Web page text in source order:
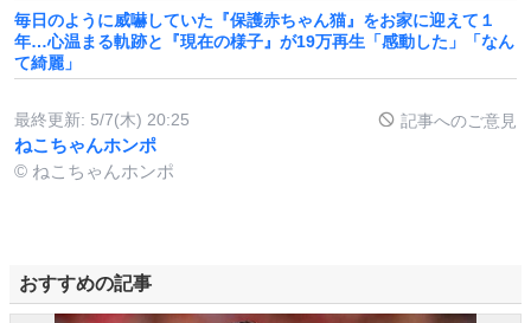
毎日のように威嚇していた『保護赤ちゃん猫』をお家に迎えて１
年…心温まる軌跡と『現在の様子』が19万再生「感動した」「なん
て綺麗」
最終更新: 5/7(木) 20:25 記事へのご意見
ねこちゃんホンポ
© ねこちゃんホンポ
おすすめの記事